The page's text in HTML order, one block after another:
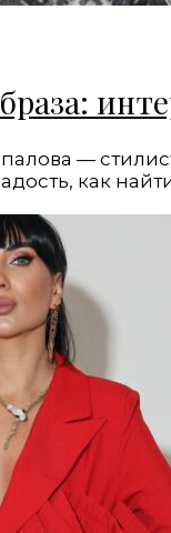
—
как